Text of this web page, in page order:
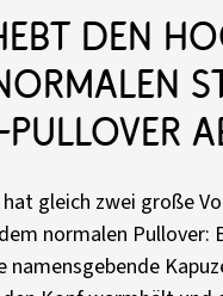
den
gleich zwei große
normalen Pullover:
namensgebende